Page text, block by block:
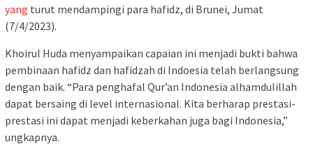
yang turut mendampingi para hafidz, di Brunei, Jumat
(7/4/2023).
Khoirul Huda menyampaikan capaian ini menjadi bukti bahwa
pembinaan hafidz dan hafidzah di Indoesia telah berlangsung
dengan baik. “Para penghafal Qur’an Indonesia alhamdulillah
dapat bersaing di level internasional. Kita berharap prestasi-
prestasi ini dapat menjadi keberkahan juga bagi Indonesia,”
ungkapnya.